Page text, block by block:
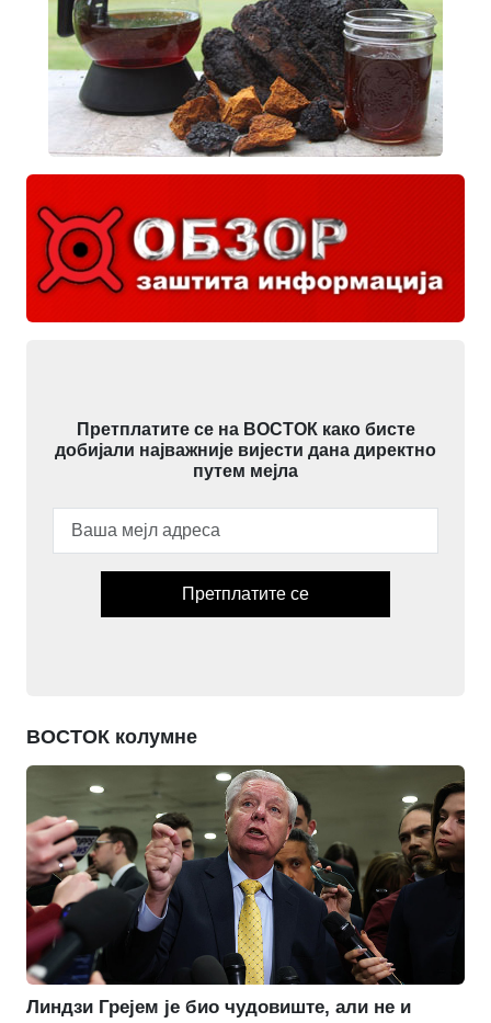
Претплатите се на ВОСТОК како бисте
добијали најважније вијести дана директно
путем мејла
Претплатите се
ВОСТОК колумне
Линдзи Грејем је био чудовиште, али не и